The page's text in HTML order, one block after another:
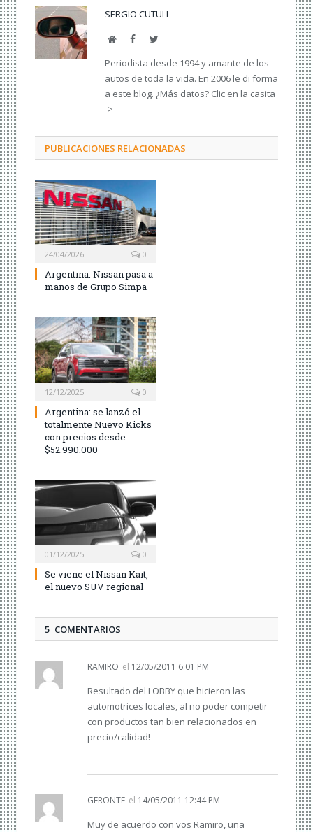
SERGIO CUTULI
Web FacebookTwitter
Periodista desde 1994 y amante de los
autos de toda la vida. En 2006 le di forma
a este blog. ¿Más datos? Clic en la casita
->
PUBLICACIONES RELACIONADAS
24/04/2026 0
Argentina: Nissan pasa a
manos de Grupo Simpa
12/12/2025 0
Argentina: se lanzó el
totalmente Nuevo Kicks
con precios desde
$52.990.000
01/12/2025 0
Se viene el Nissan Kait,
el nuevo SUV regional
5 COMENTARIOS
RAMIRO el 12/05/2011 6:01 PM
Resultado del LOBBY que hicieron las
automotrices locales, al no poder competir
con productos tan bien relacionados en
precio/calidad!
GERONTE el 14/05/2011 12:44 PM
Muy de acuerdo con vos Ramiro, una